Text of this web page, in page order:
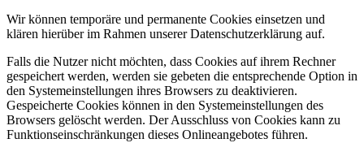
Wir können temporäre und permanente Cookies einsetzen und
klären hierüber im Rahmen unserer Datenschutzerklärung auf.
Falls die Nutzer nicht möchten, dass Cookies auf ihrem Rechner
gespeichert werden, werden sie gebeten die entsprechende Option in
den Systemeinstellungen ihres Browsers zu deaktivieren.
Gespeicherte Cookies können in den Systemeinstellungen des
Browsers gelöscht werden. Der Ausschluss von Cookies kann zu
Funktionseinschränkungen dieses Onlineangebotes führen.